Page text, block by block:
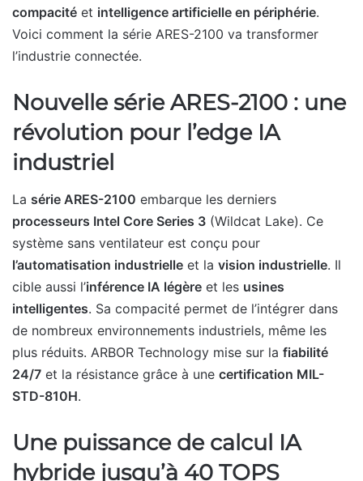
compacité et intelligence artificielle en périphérie.
Voici comment la série ARES-2100 va transformer
l’industrie connectée.
Nouvelle série ARES-2100 : une
révolution pour l’edge IA
industriel
La série ARES-2100 embarque les derniers
processeurs Intel Core Series 3 (Wildcat Lake). Ce
système sans ventilateur est conçu pour
l’automatisation industrielle et la vision industrielle. Il
cible aussi l’inférence IA légère et les usines
intelligentes. Sa compacité permet de l’intégrer dans
de nombreux environnements industriels, même les
plus réduits. ARBOR Technology mise sur la fiabilité
24/7 et la résistance grâce à une certification MIL-
STD-810H.
Une puissance de calcul IA
hybride jusqu’à 40 TOPS